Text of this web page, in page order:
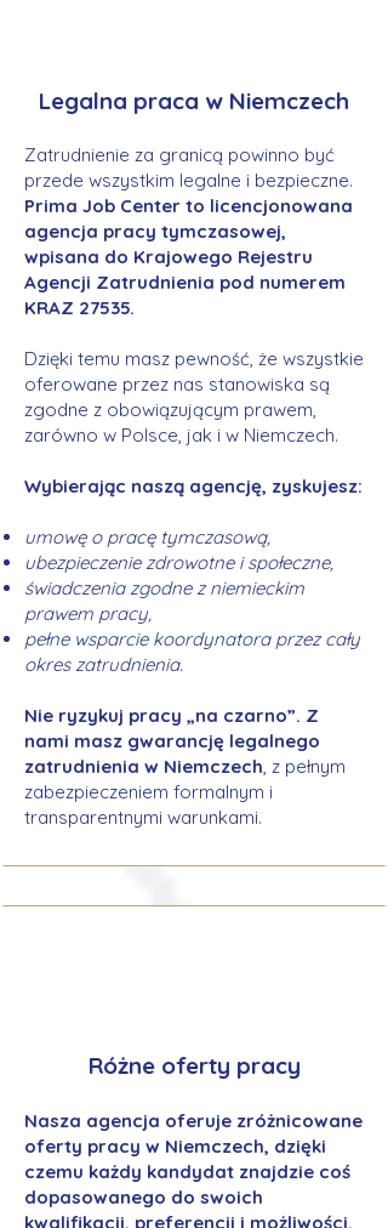
Legalna praca w Niemczech
Zatrudnienie za granicą powinno być
przede wszystkim legalne i bezpieczne.
Prima Job Center to licencjonowana
agencja pracy tymczasowej,
wpisana do Krajowego Rejestru
Agencji Zatrudnienia pod numerem
KRAZ 27535.
Dzięki temu masz pewność, że wszystkie
oferowane przez nas stanowiska są
zgodne z obowiązującym prawem,
zarówno w Polsce, jak i w Niemczech.
Wybierając naszą agencję, zyskujesz:
umowę o pracę tymczasową,
ubezpieczenie zdrowotne i społeczne,
świadczenia zgodne z niemieckim
prawem pracy,
pełne wsparcie koordynatora przez cały
okres zatrudnienia.
Nie ryzykuj pracy „na czarno”. Z
nami masz gwarancję legalnego
zatrudnienia w Niemczech, z pełnym
zabezpieczeniem formalnym i
transparentnymi warunkami.
Różne oferty pracy
Nasza agencja oferuje zróżnicowane
oferty pracy w Niemczech, dzięki
czemu każdy kandydat znajdzie coś
dopasowanego do swoich
kwalifikacji, preferencji i możliwości.